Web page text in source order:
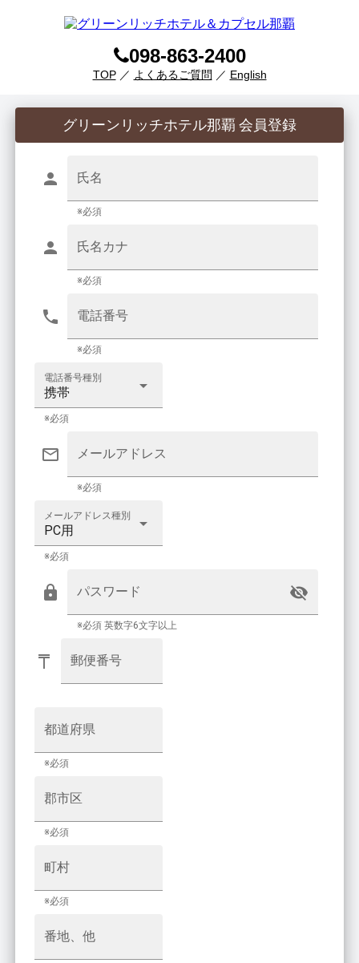
098-863-2400
TOP／ よくあるご質問 ／ English
グリーンリッチホテル那覇 会員登録
氏名
※必須
氏名カナ
※必須
電話番号
※必須
電話番号種別
携帯
※必須
メールアドレス
※必須
メールアドレス種別
PC用
※必須
パスワード
※必須 英数字6文字以上
郵便番号
都道府県
※必須
郡市区
※必須
町村
※必須
番地、他